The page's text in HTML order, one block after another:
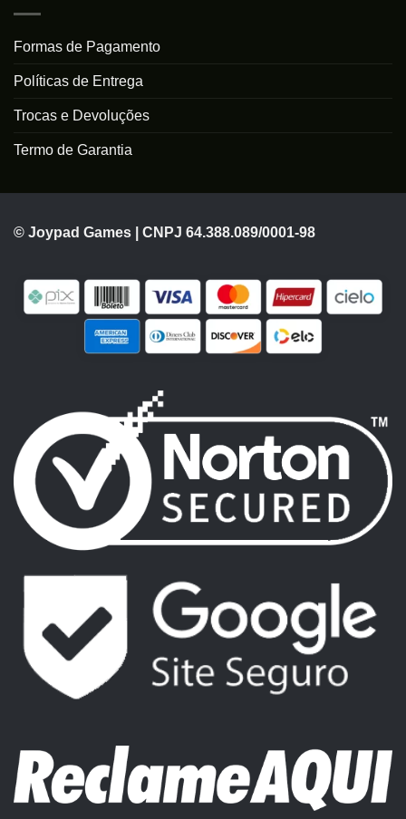
Formas de Pagamento
Políticas de Entrega
Trocas e Devoluções
Termo de Garantia
© Joypad Games | CNPJ 64.388.089/0001-98